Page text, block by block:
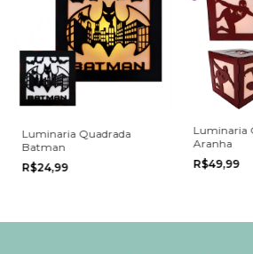
Luminaria Quadrada
Batman
R$24,99
Luminaria
Aranha
R$49,99